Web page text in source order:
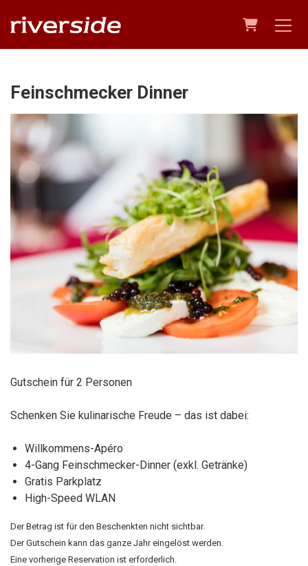
Warenkorb
Feinschmecker Dinner
Gutschein für 2 Personen
Schenken Sie kulinarische Freude – das ist dabei:
Willkommens-Apéro
4-Gang Feinschmecker-Dinner (exkl. Getränke)
Gratis Parkplatz
High-Speed WLAN
Der Betrag ist für den Beschenkten nicht sichtbar.
Der Gutschein kann das ganze Jahr eingelöst werden.
Eine vorherige Reservation ist erforderlich.